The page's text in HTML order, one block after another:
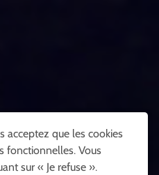
acceptez que les cookies
fonctionnelles. Vous
sur « Je refuse ».